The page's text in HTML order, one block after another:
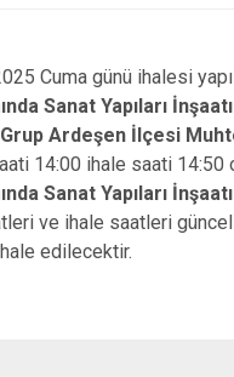
Cuma günü ihalesi
Sanat Yapıları İnşaatı
Ardeşen İlçesi
14:00 ihale saati 14:50
Sanat Yapıları İnşaatı
ve ihale saatleri
edilecektir.